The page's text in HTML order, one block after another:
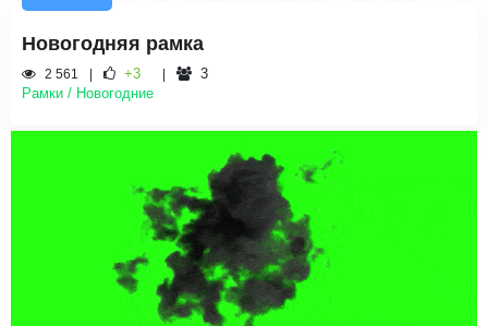
Новогодняя рамка
2 561 +3
3
Рамки / Новогодние